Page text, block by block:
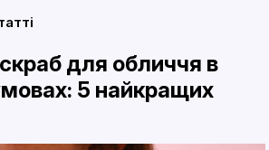
для обличчя в
5 найкращих